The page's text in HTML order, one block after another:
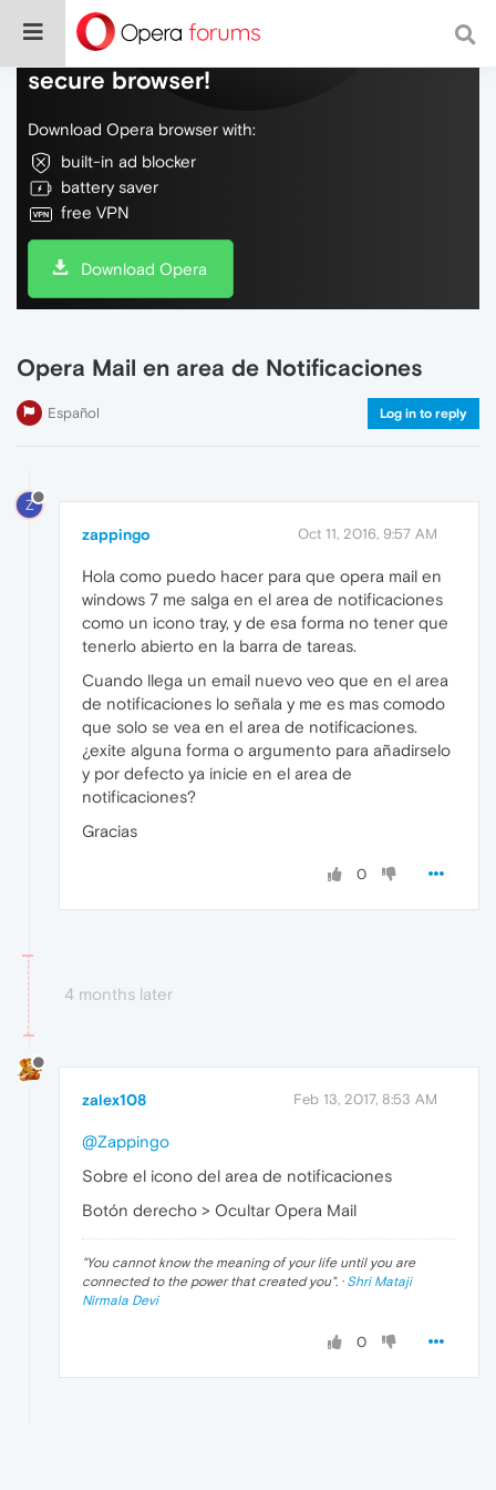
Do more on the web, with a fast and
secure browser!
Download Opera browser with:
built-in ad blocker
battery saver
free VPN
Download Opera
Opera Mail en area de Notificaciones
Español Log in to reply
Z
zappingo Oct 11, 2016, 9:57 AM
Hola como puedo hacer para que opera mail en
windows 7 me salga en el area de notificaciones
como un icono tray, y de esa forma no tener que
tenerlo abierto en la barra de tareas.
Cuando llega un email nuevo veo que en el area
de notificaciones lo señala y me es mas comodo
que solo se vea en el area de notificaciones.
¿exite alguna forma o argumento para añadirselo
y por defecto ya inicie en el area de
notificaciones?
Gracias
0
4 months later
zalex108 Feb 13, 2017, 8:53 AM
@Zappingo
Sobre el icono del area de notificaciones
Botón derecho > Ocultar Opera Mail
"You cannot know the meaning of your life until you are
connected to the power that created you". · Shri Mataji
Nirmala Devi
0